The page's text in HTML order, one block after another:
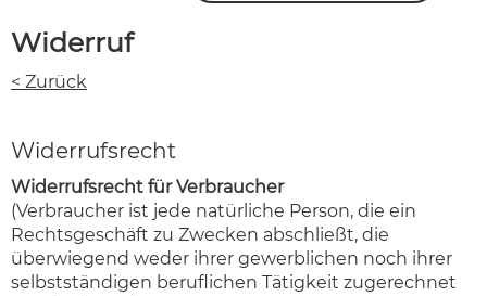
Widerruf
< Zurück
Widerrufsrecht
Widerrufsrecht für Verbraucher
(Verbraucher ist jede natürliche Person, die ein
Rechtsgeschäft zu Zwecken abschließt, die
überwiegend weder ihrer gewerblichen noch ihrer
selbstständigen beruflichen Tätigkeit zugerechnet